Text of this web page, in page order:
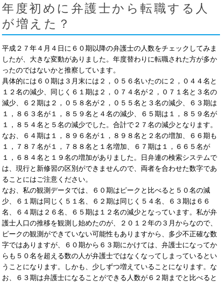
年度初めに弁護士から転職する人
が増えた？
平成２７年４月４日に６０期以降の弁護士の人数をチェックしてみま
したが、大きな変動がありました。年度替わりに転職された方が多か
ったのではないかと推察しています。
具体的には６０期は３月末には２，０５６名いたのに２，０４４名と
１２名の減少、同じく６１期は２，０７４名が２，０７１名と３名の
減少、６２期は２，０５８名が２，０５５名と３名の減少、６３期は
１，８６３名が１，８５９名と４名の減少、６５期は１，８５９名が
１，８５４名と５名の減少でした。合計で２７名の減少となります。
なお、６４期は１，８９６名が１，８９８名と２名の増加、６６期も
１，７８７名が１，７８８名と１名増加、６７期は１，６６５名が
１，６８４名と１９名の増加がありました。日弁連の検索システムで
は、現行と新修習の区別ができませんので、両者を合わせた数字であ
ることにはご注意ください。
なお、私の観測データでは、６０期はピークと比べると５０名の減
少、６１期は同じく５１名、６２期は同じく５４名、６３期は６６
名、６４期は２６名、６５期は１２名の減少となっています。私が弁
護士人口の推移を観測し始めたのが、２０１２年の３月からなので、
ピークの観測ができていない可能性もありますから、多少不正確な数
字ではありますが、６０期から６３期にかけては、弁護士になってか
らも５０名を超える数の人が弁護士ではなくなってしまっているとい
うことになります。しかも、少しずつ増えていることになります。な
お、６３期は弁護士になることができる人数が６２期までと比べると